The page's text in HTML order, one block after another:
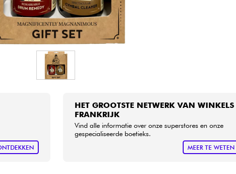
HET GROOTSTE NETWERK VAN
FRANKRIJK
Vind alle informatie over onze superstores en onze
gespecialiseerde boetieks.
MEER TE